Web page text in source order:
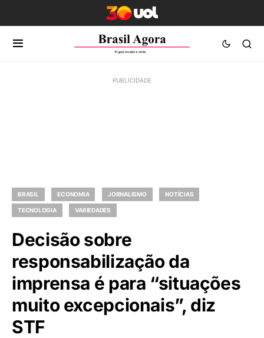
BRASIL ECONOMIA JORNALISMO NOTÍCIAS
TECNOLOGIA VARIEDADES
Decisão sobre
responsabilização da
imprensa é para “situações
muito excepcionais”, diz
STF